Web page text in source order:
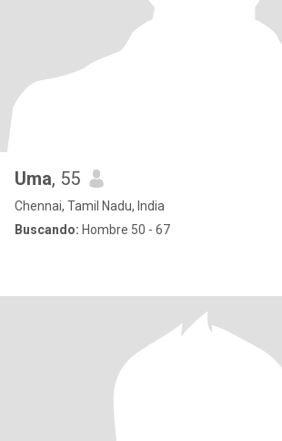
Uma, 55
Chennai, Tamil Nadu, India
Buscando: Hombre 50 - 67